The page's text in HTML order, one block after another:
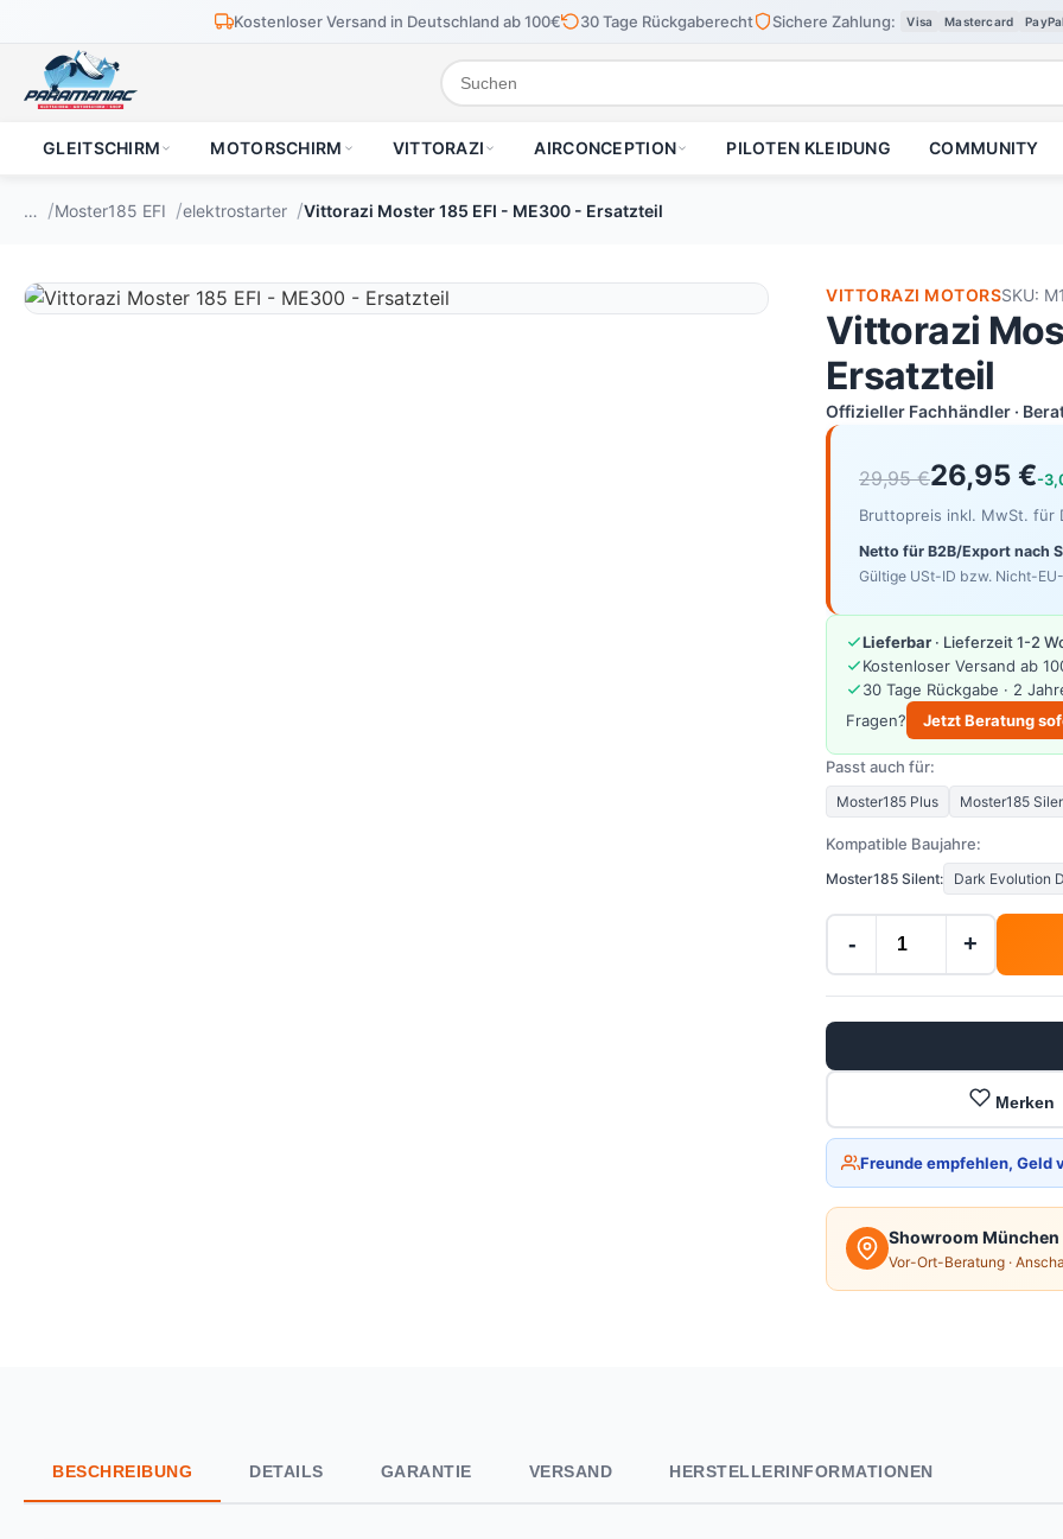
Kostenloser Versand in Deutschland ab 100€ 30 Tage Rückgaberecht Sichere Zahlung: Visa Mastercard PayPal
GLEITSCHIRM MOTORSCHIRM VITTORAZI AIRCONCEPTION PILOTEN KLEIDUNG COMMUNITY
… Moster185 EFI elektrostarter Vittorazi Moster 185 EFI - ME300 - Ersatzteil
VITTORAZI MOTORSSKU:
Vittorazi
Ersatzteil
Offizieller Fachhändler ·
29,95 €26,95 €-
Bruttopreis inkl. MwSt. für
Netto für B2B/Export nach
Gültige USt-ID bzw. Nicht-
Lieferbar · Lieferzeit 1-2
Kostenloser Versand ab
30 Tage Rückgabe · 2
Fragen?
Jetzt Beratung
Passt auch für:
Moster185 Plus Moster185
Kompatible Baujahre:
Moster185 Silent: Dark Evolution
- +
Merken
Freunde empfehlen, Geld
Showroom München
Vor-Ort-Beratung ·
BESCHREIBUNG DETAILS GARANTIE VERSAND HERSTELLERINFORMATIONEN